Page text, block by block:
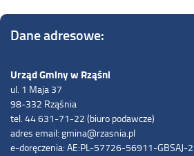
Dane adresowe:
Urząd Gminy w Rząśni
ul. 1 Maja 37
98-332 Rząśnia
tel. 44 631-71-22 (biuro podawcze)
adres email: gmina@rzasnia.pl
e-doręczenia: AE:PL-57726-56911-GBSAJ-